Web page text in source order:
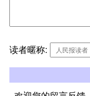
读者暱称: